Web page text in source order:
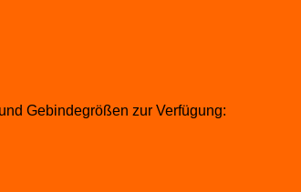
Gebindegrößen zur Verfügung: